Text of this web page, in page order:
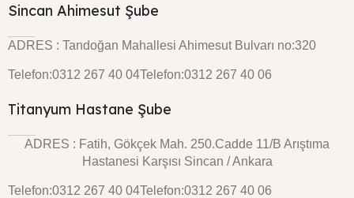
Sincan Ahimesut Şube
ADRES : Tandoğan Mahallesi Ahimesut Bulvarı no:320
Telefon:0312 267 40 04Telefon:0312 267 40 06
Titanyum Hastane Şube
ADRES : Fatih, Gökçek Mah. 250.Cadde 11/B Arıştıma
Hastanesi Karşısı Sincan / Ankara
Telefon:0312 267 40 04Telefon:0312 267 40 06